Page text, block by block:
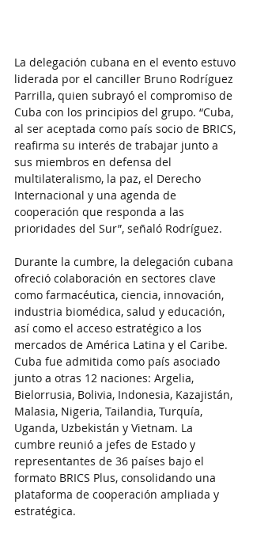
La delegación cubana en el evento estuvo
liderada por el canciller Bruno Rodríguez
Parrilla, quien subrayó el compromiso de
Cuba con los principios del grupo. “Cuba,
al ser aceptada como país socio de BRICS,
reafirma su interés de trabajar junto a
sus miembros en defensa del
multilateralismo, la paz, el Derecho
Internacional y una agenda de
cooperación que responda a las
prioridades del Sur”, señaló Rodríguez.
Durante la cumbre, la delegación cubana
ofreció colaboración en sectores clave
como farmacéutica, ciencia, innovación,
industria biomédica, salud y educación,
así como el acceso estratégico a los
mercados de América Latina y el Caribe.
Cuba fue admitida como país asociado
junto a otras 12 naciones: Argelia,
Bielorrusia, Bolivia, Indonesia, Kazajistán,
Malasia, Nigeria, Tailandia, Turquía,
Uganda, Uzbekistán y Vietnam. La
cumbre reunió a jefes de Estado y
representantes de 36 países bajo el
formato BRICS Plus, consolidando una
plataforma de cooperación ampliada y
estratégica.